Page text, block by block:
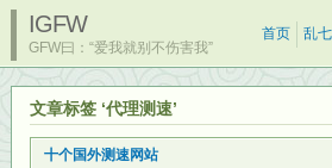
IGFW
GFW曰：“爱我就别不伤害我”
首页 乱
文章标签 ‘代理测速’
十个国外测速网站